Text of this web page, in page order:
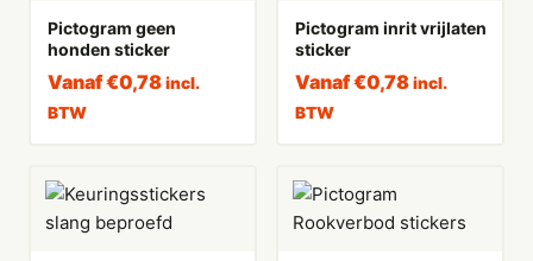
Pictogram geen
honden sticker
Vanaf€0,78 incl.
BTW
Pictogram inrit vrijlaten
sticker
Vanaf€0,78 incl.
BTW